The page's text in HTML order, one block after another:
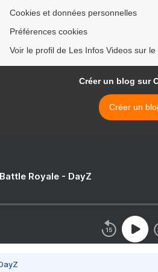
Cookies et données personnelles
Préférences cookies
Voir le profil de Les Infos Videos sur
Créer un blog sur
Créer un
Royale - DayZ